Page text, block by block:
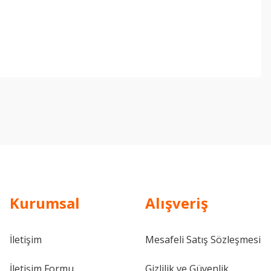
Kurumsal
İletişim
Alışveriş
Mesafeli Satış Sözleşmesi